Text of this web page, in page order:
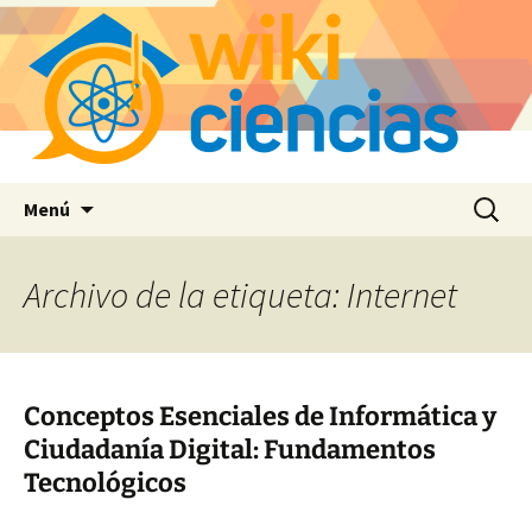
Menú Buscar:
Archivo de la etiqueta: Internet
Conceptos Esenciales de Informática y
Ciudadanía Digital: Fundamentos
Tecnológicos